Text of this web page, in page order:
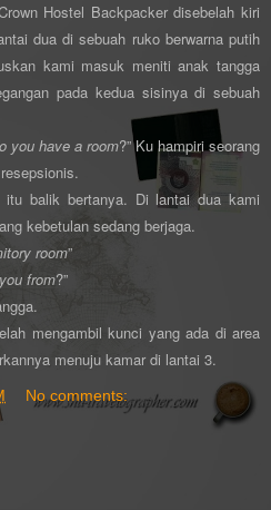
Hostel Backpacker disebelah kiri
dua di sebuah ruko berwarna putih
kami masuk meniti anak tangga
pada kedua sisinya di sebuah
you have a room?” Ku hampiri seorang
itu balik bertanya. Di lantai dua kami
kebetulan sedang berjaga.
room”
from?”
mengambil kunci yang ada di area
menuju kamar di lantai 3.
No comments: